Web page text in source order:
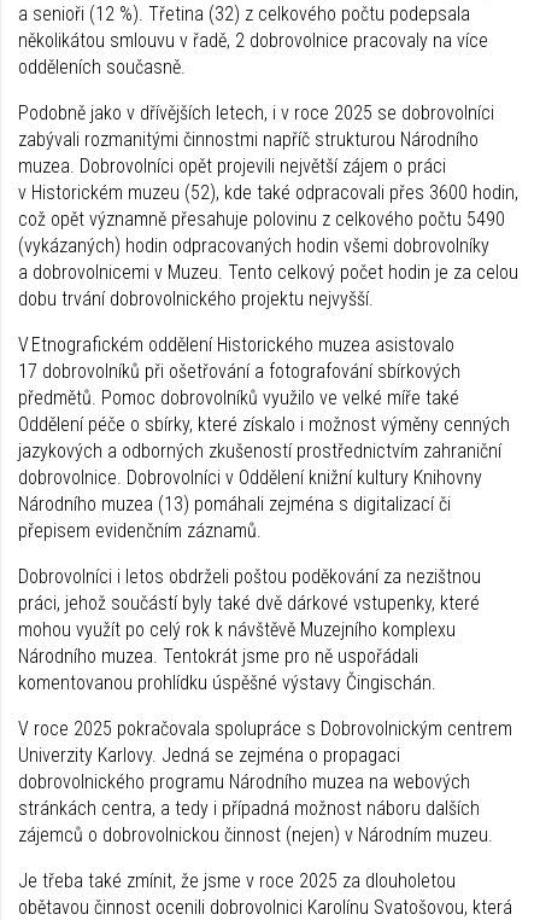
a senioři (12 %). Třetina (32) z celkového počtu podepsala
několikátou smlouvu v řadě, 2 dobrovolnice pracovaly na více
odděleních současně.
Podobně jako v dřívějších letech, i v roce 2025 se dobrovolníci
zabývali rozmanitými činnostmi napříč strukturou Národního
muzea. Dobrovolníci opět projevili největší zájem o práci
v Historickém muzeu (52), kde také odpracovali přes 3600 hodin,
což opět významně přesahuje polovinu z celkového počtu 5490
(vykázaných) hodin odpracovaných hodin všemi dobrovolníky
a dobrovolnicemi v Muzeu. Tento celkový počet hodin je za celou
dobu trvání dobrovolnického projektu nejvyšší.
V Etnografickém oddělení Historického muzea asistovalo
17 dobrovolníků při ošetřování a fotografování sbírkových
předmětů. Pomoc dobrovolníků využilo ve velké míře také
Oddělení péče o sbírky, které získalo i možnost výměny cenných
jazykových a odborných zkušeností prostřednictvím zahraniční
dobrovolnice. Dobrovolníci v Oddělení knižní kultury Knihovny
Národního muzea (13) pomáhali zejména s digitalizací či
přepisem evidenčním záznamů.
Dobrovolníci i letos obdrželi poštou poděkování za nezištnou
práci, jehož součástí byly také dvě dárkové vstupenky, které
mohou využít po celý rok k návštěvě Muzejního komplexu
Národního muzea. Tentokrát jsme pro ně uspořádali
komentovanou prohlídku úspěšné výstavy Čingischán.
V roce 2025 pokračovala spolupráce s Dobrovolnickým centrem
Univerzity Karlovy. Jedná se zejména o propagaci
dobrovolnického programu Národního muzea na webových
stránkách centra, a tedy i případná možnost náboru dalších
zájemců o dobrovolnickou činnost (nejen) v Národním muzeu.
Je třeba také zmínit, že jsme v roce 2025 za dlouholetou
obětavou činnost ocenili dobrovolnici Karolínu Svatošovou, která